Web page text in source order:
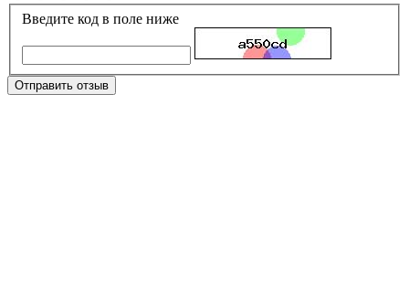
Введите код в поле ниже
Отправить отзыв